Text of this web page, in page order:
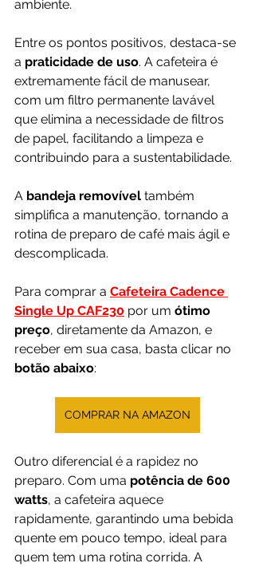
ambiente.
Entre os pontos positivos, destaca-se
a praticidade de uso. A cafeteira é
extremamente fácil de manusear,
com um filtro permanente lavável
que elimina a necessidade de filtros
de papel, facilitando a limpeza e
contribuindo para a sustentabilidade.
A bandeja removível também
simplifica a manutenção, tornando a
rotina de preparo de café mais ágil e
descomplicada.
Para comprar a Cafeteira Cadence
Single Up CAF230 por um ótimo
preço, diretamente da Amazon, e
receber em sua casa, basta clicar no
botão abaixo:
COMPRAR NA AMAZON
Outro diferencial é a rapidez no
preparo. Com uma potência de 600
watts, a cafeteira aquece
rapidamente, garantindo uma bebida
quente em pouco tempo, ideal para
quem tem uma rotina corrida. A